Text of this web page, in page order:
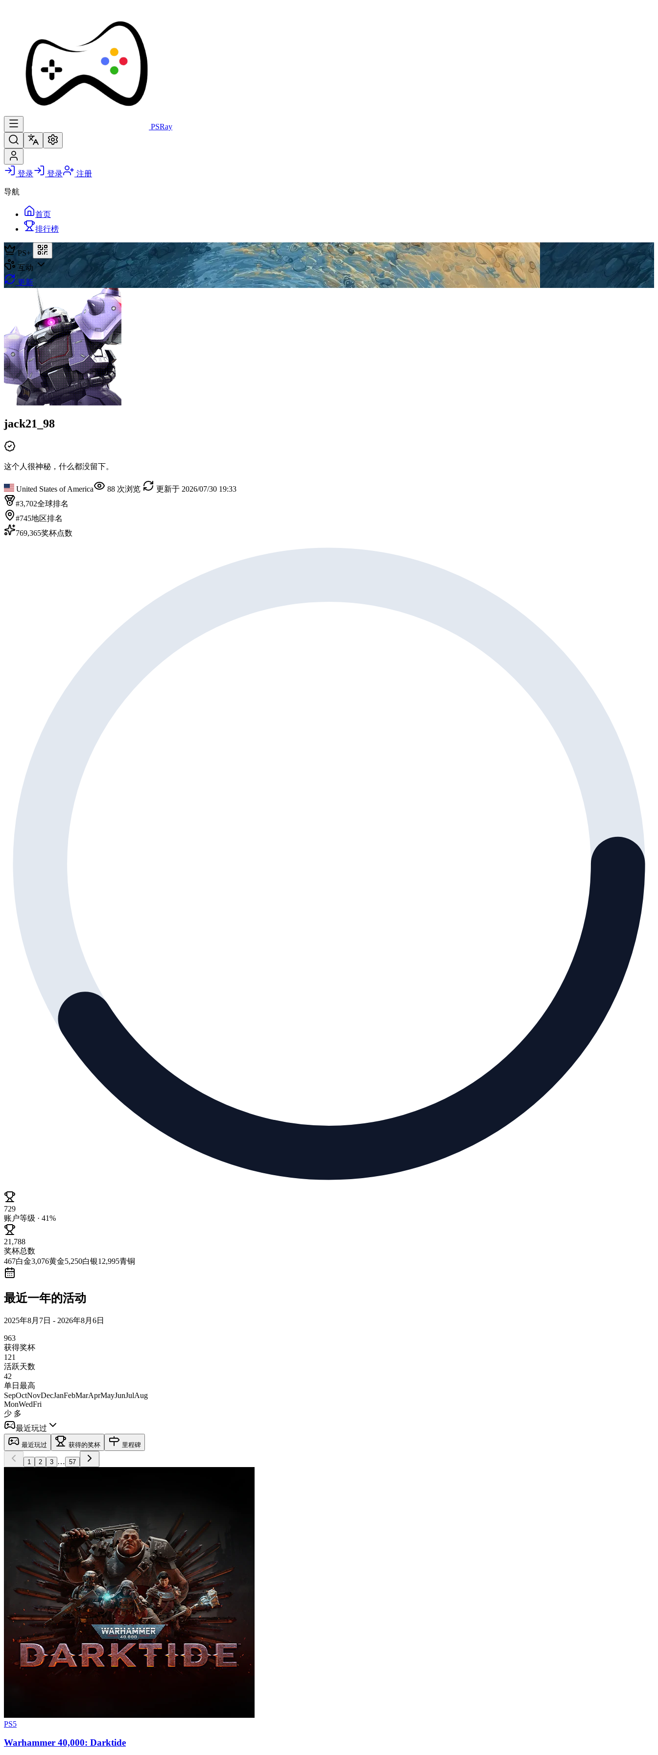
PSRay
登录 登录 注册
导航
首页
排行榜
PS+
互动
更新
jack21_98
这个人很神秘，什么都没留下。
United States of America 88 次浏览
更新于 2026/07/30 19:33
#3,702全球排名
#745地区排名
769,365奖杯点数
729
账户等级 · 41%
21,788
奖杯总数
467白金3,076黄金5,250白银12,995青铜
最近一年的活动
2025年8月7日 - 2026年8月6日
963
获得奖杯
121
活跃天数
42
单日最高
SepOctNovDecJanFebMarAprMayJunJulAug
MonWedFri
少 多
最近玩过
最近玩过 获得的奖杯 里程碑
1 2 3 … 57
PS5
Warhammer 40,000: Darktide